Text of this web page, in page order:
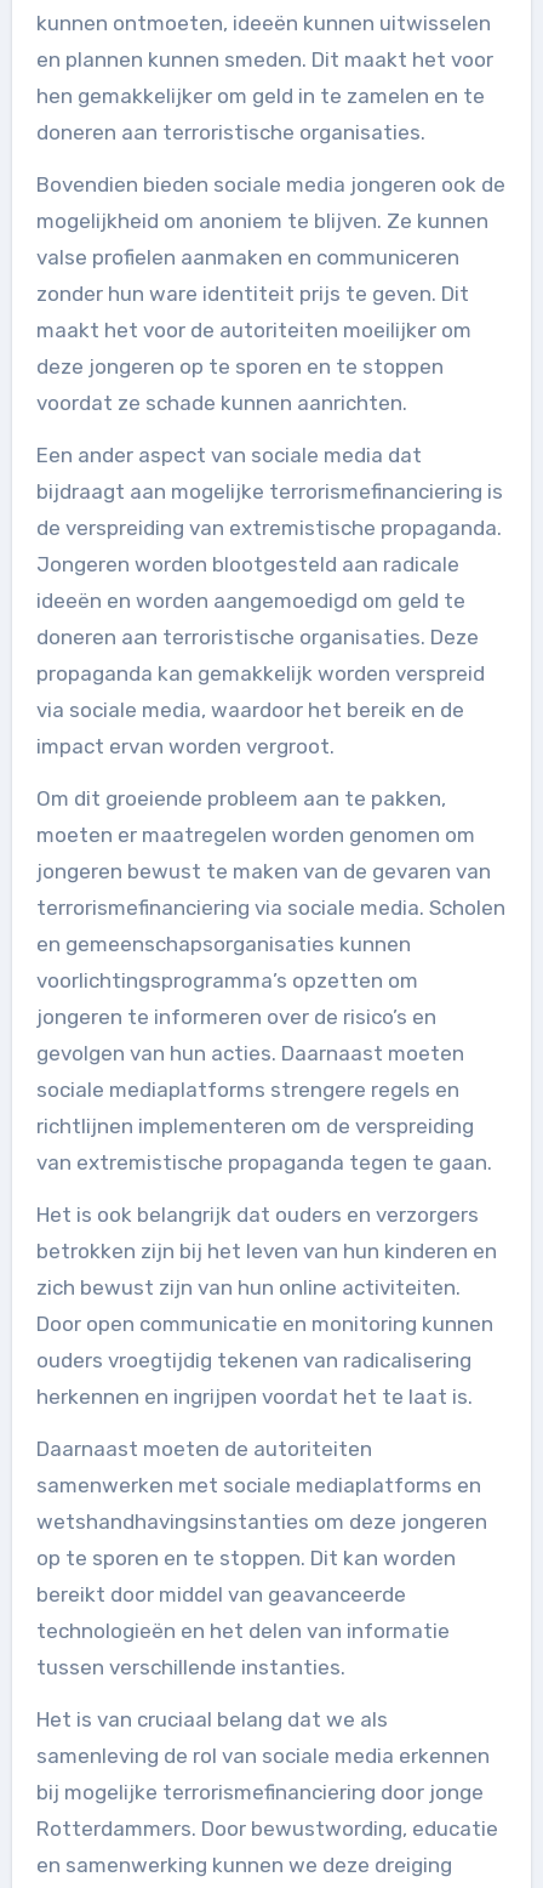
kunnen ontmoeten, ideeën kunnen uitwisselen
en plannen kunnen smeden. Dit maakt het voor
hen gemakkelijker om geld in te zamelen en te
doneren aan terroristische organisaties.
Bovendien bieden sociale media jongeren ook de
mogelijkheid om anoniem te blijven. Ze kunnen
valse profielen aanmaken en communiceren
zonder hun ware identiteit prijs te geven. Dit
maakt het voor de autoriteiten moeilijker om
deze jongeren op te sporen en te stoppen
voordat ze schade kunnen aanrichten.
Een ander aspect van sociale media dat
bijdraagt aan mogelijke terrorismefinanciering is
de verspreiding van extremistische propaganda.
Jongeren worden blootgesteld aan radicale
ideeën en worden aangemoedigd om geld te
doneren aan terroristische organisaties. Deze
propaganda kan gemakkelijk worden verspreid
via sociale media, waardoor het bereik en de
impact ervan worden vergroot.
Om dit groeiende probleem aan te pakken,
moeten er maatregelen worden genomen om
jongeren bewust te maken van de gevaren van
terrorismefinanciering via sociale media. Scholen
en gemeenschapsorganisaties kunnen
voorlichtingsprogramma’s opzetten om
jongeren te informeren over de risico’s en
gevolgen van hun acties. Daarnaast moeten
sociale mediaplatforms strengere regels en
richtlijnen implementeren om de verspreiding
van extremistische propaganda tegen te gaan.
Het is ook belangrijk dat ouders en verzorgers
betrokken zijn bij het leven van hun kinderen en
zich bewust zijn van hun online activiteiten.
Door open communicatie en monitoring kunnen
ouders vroegtijdig tekenen van radicalisering
herkennen en ingrijpen voordat het te laat is.
Daarnaast moeten de autoriteiten
samenwerken met sociale mediaplatforms en
wetshandhavingsinstanties om deze jongeren
op te sporen en te stoppen. Dit kan worden
bereikt door middel van geavanceerde
technologieën en het delen van informatie
tussen verschillende instanties.
Het is van cruciaal belang dat we als
samenleving de rol van sociale media erkennen
bij mogelijke terrorismefinanciering door jonge
Rotterdammers. Door bewustwording, educatie
en samenwerking kunnen we deze dreiging